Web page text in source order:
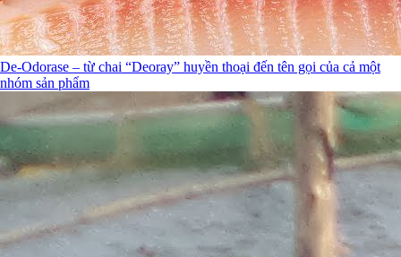
De-Odorase – từ chai “Deoray” huyền thoại đến tên gọi của cả một
nhóm sản phẩm